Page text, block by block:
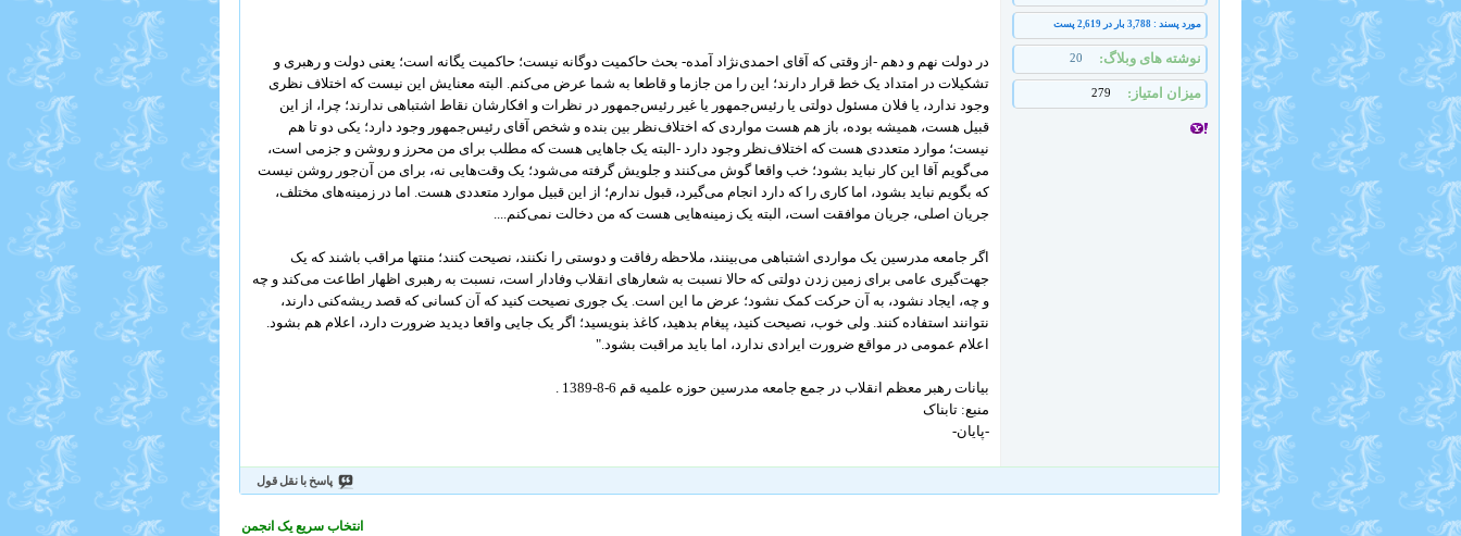
مورد پسند : 3,788 بار در 2,619 پست
نوشته های وبلاگ 20
میزان امتیاز 279
در دولت نهم و دهم -از وقتی که آقای احمدی‌نژاد آمده- بحث حاکمیت دوگانه نیست؛ حاکمیت یگانه است؛ یعنی دولت و رهبری و
تشکیلات در امتداد یک خط قرار دارند؛ این را من جازما و قاطعا به شما عرض می‌کنم. البته معنایش این نیست که اختلاف نظری
وجود ندارد، یا فلان مسئول دولتی یا رئیس‌جمهور یا غیر رئیس‌جمهور در نظرات و افکارشان نقاط اشتباهی ندارند؛ چرا، از این
قبیل هست، همیشه بوده، باز هم هست مواردی که اختلاف‌نظر بین بنده و شخص آقای رئیس‌جمهور وجود دارد؛ یکی دو تا هم
نیست؛ موارد متعددی هست که اختلاف‌نظر وجود دارد -البته یک جاهایی هست که مطلب برای من محرز و روشن و جزمی است،
می‌گویم آقا این کار نباید بشود؛ خب واقعا گوش می‌کنند و جلویش گرفته می‌شود؛ یک وقت‌هایی نه، برای من آن‌جور روشن نیست
که بگویم نباید بشود، اما کاری را که دارد انجام می‌گیرد، قبول ندارم؛ از این قبیل موارد متعددی هست. اما در زمینه‌های مختلف،
جریان اصلی، جریان موافقت است، البته یک زمینه‌هایی هست که من دخالت نمی‌کنم....
اگر جامعه مدرسین یک مواردی اشتباهی می‌بینند، ملاحظه رفاقت و دوستی را نکنند، نصیحت کنند؛ منتها مراقب باشند که یک
جهت‌گیری عامی برای زمین زدن دولتی که حالا نسبت به شعارهای انقلاب وفادار است، نسبت به رهبری اظهار اطاعت می‌کند و چه
و چه، ایجاد نشود، به آن حرکت کمک نشود؛ عرض ما این است. یک جوری نصیحت کنید که آن کسانی که قصد ریشه‌کنی دارند،
نتوانند استفاده کنند. ولی خوب، نصیحت کنید، پیغام بدهید، کاغذ بنویسید؛ اگر یک جایی واقعا دیدید ضرورت دارد، اعلام هم بشود.
اعلام عمومی در مواقع ضرورت ایرادی ندارد، اما باید مراقبت بشود."
بیانات رهبر معظم انقلاب در جمع جامعه مدرسین حوزه علمیه قم 6-8-1389 .
منبع: تابناک
-پایان-
پاسخ با نقل قول
انتخاب سریع یک انجمن